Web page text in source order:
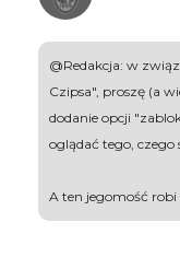
@Redakcja: w
Czipsa", proszę (a
dodanie opcji
oglądać tego, czego
A ten jegomość